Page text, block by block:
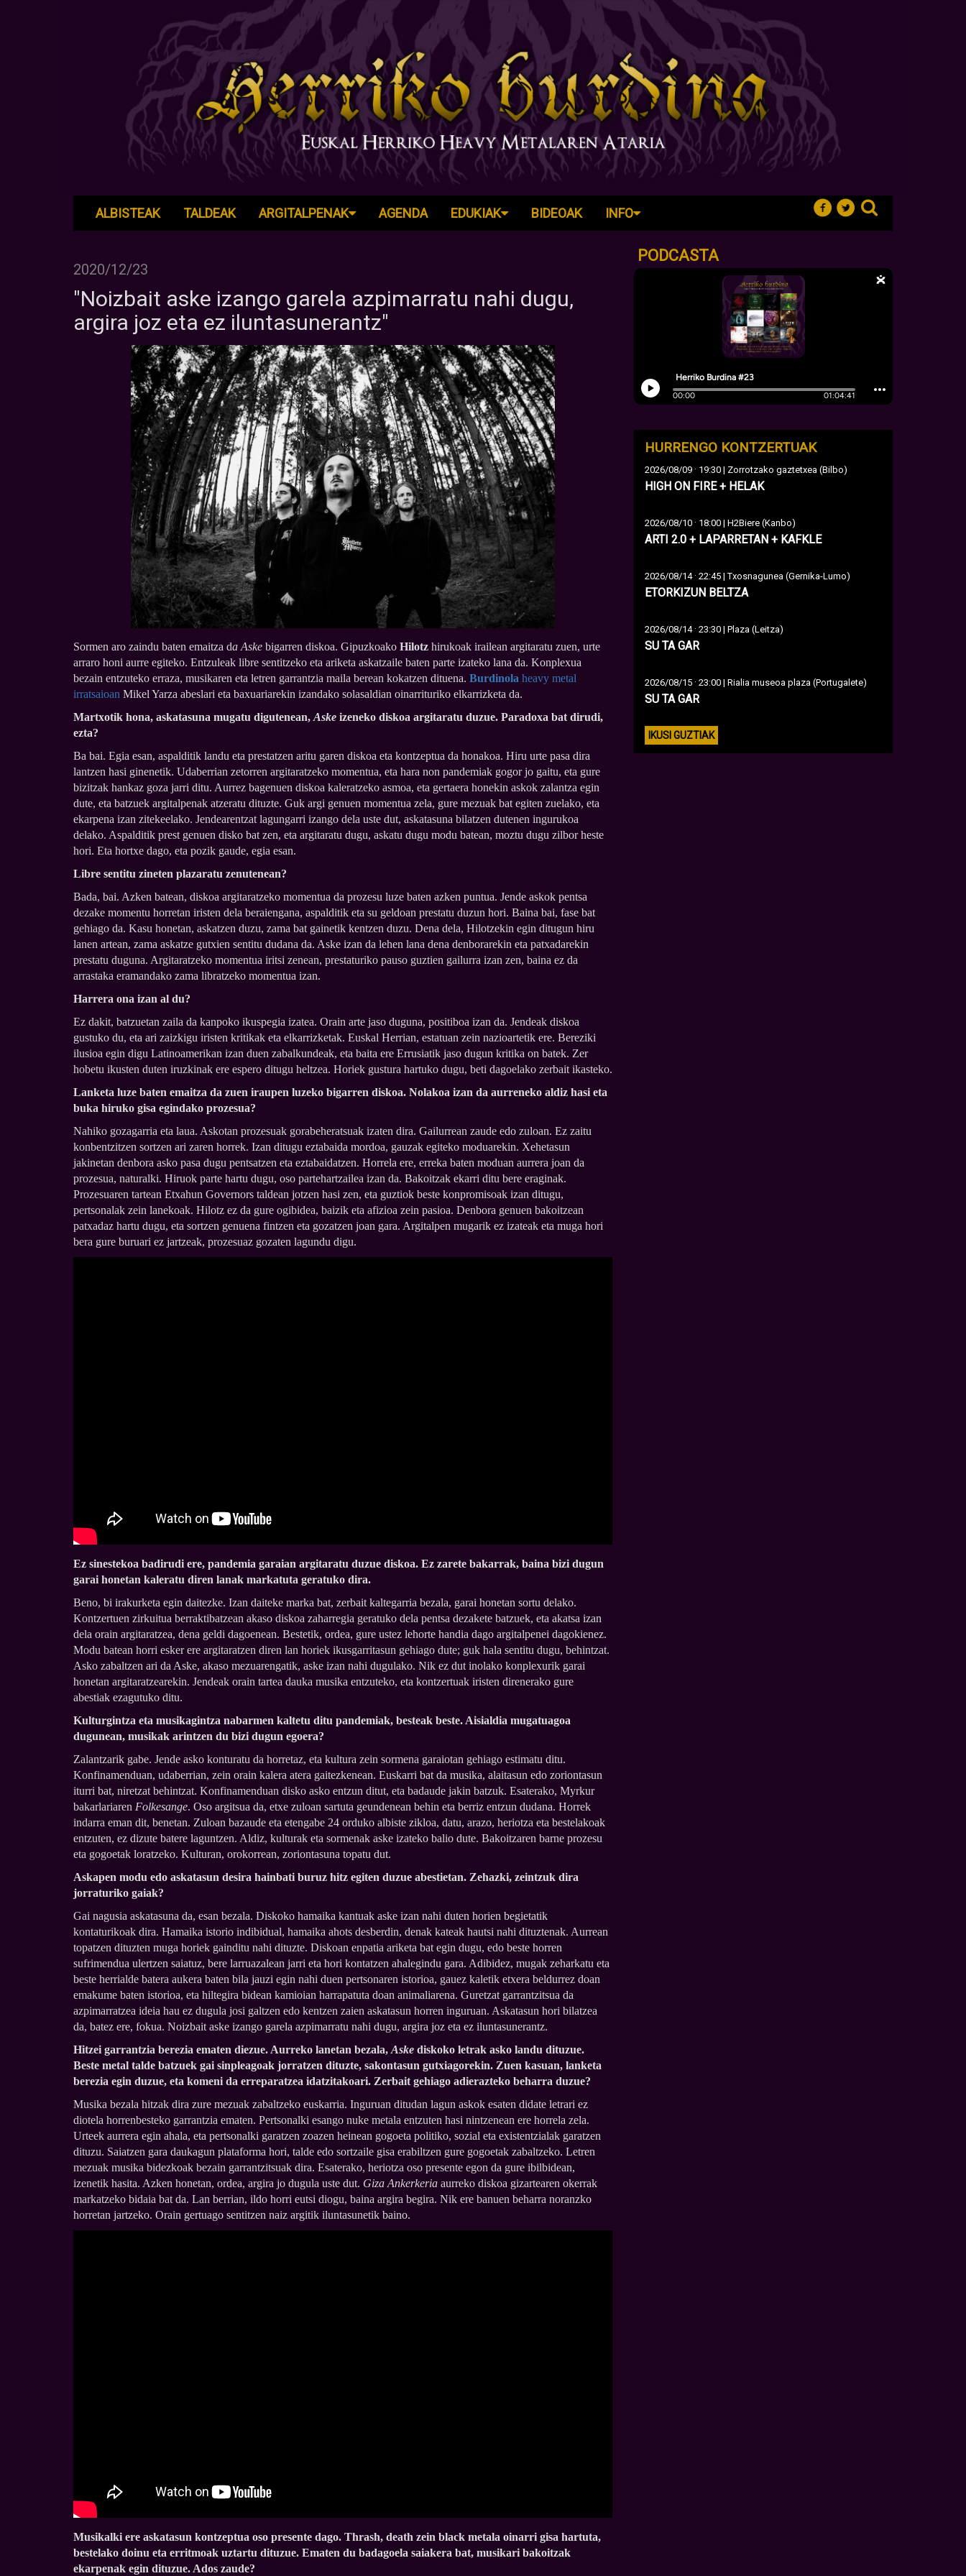
ALBISTEAK TALDEAK ARGITALPENAK AGENDA EDUKIAK BIDEOAK INFO
2020/12/23
"Noizbait aske izango garela azpimarratu nahi dugu,
argira joz eta ez iluntasunerantz"
Sormen aro zaindu baten emaitza da Aske bigarren diskoa. Gipuzkoako Hilotz hirukoak irailean argitaratu zuen, urte
arraro honi aurre egiteko. Entzuleak libre sentitzeko eta ariketa askatzaile baten parte izateko lana da. Konplexua
bezain entzuteko erraza, musikaren eta letren garrantzia maila berean kokatzen dituena. Burdinola heavy metal
irratsaioan Mikel Yarza abeslari eta baxuariarekin izandako solasaldian oinarrituriko elkarrizketa da.
Martxotik hona, askatasuna mugatu digutenean, Aske izeneko diskoa argitaratu duzue. Paradoxa bat dirudi,
ezta?
Ba bai. Egia esan, aspalditik landu eta prestatzen aritu garen diskoa eta kontzeptua da honakoa. Hiru urte pasa dira
lantzen hasi ginenetik. Udaberrian zetorren argitaratzeko momentua, eta hara non pandemiak gogor jo gaitu, eta gure
bizitzak hankaz goza jarri ditu. Aurrez bagenuen diskoa kaleratzeko asmoa, eta gertaera honekin askok zalantza egin
dute, eta batzuek argitalpenak atzeratu dituzte. Guk argi genuen momentua zela, gure mezuak bat egiten zuelako, eta
ekarpena izan zitekeelako. Jendearentzat lagungarri izango dela uste dut, askatasuna bilatzen dutenen ingurukoa
delako. Aspalditik prest genuen disko bat zen, eta argitaratu dugu, askatu dugu modu batean, moztu dugu zilbor heste
hori. Eta hortxe dago, eta pozik gaude, egia esan.
Libre sentitu zineten plazaratu zenutenean?
Bada, bai. Azken batean, diskoa argitaratzeko momentua da prozesu luze baten azken puntua. Jende askok pentsa
dezake momentu horretan iristen dela beraiengana, aspalditik eta su geldoan prestatu duzun hori. Baina bai, fase bat
gehiago da. Kasu honetan, askatzen duzu, zama bat gainetik kentzen duzu. Dena dela, Hilotzekin egin ditugun hiru
lanen artean, zama askatze gutxien sentitu dudana da. Aske izan da lehen lana dena denborarekin eta patxadarekin
prestatu duguna. Argitaratzeko momentua iritsi zenean, prestaturiko pauso guztien gailurra izan zen, baina ez da
arrastaka eramandako zama libratzeko momentua izan.
Harrera ona izan al du?
Ez dakit, batzuetan zaila da kanpoko ikuspegia izatea. Orain arte jaso duguna, positiboa izan da. Jendeak diskoa
gustuko du, eta ari zaizkigu iristen kritikak eta elkarrizketak. Euskal Herrian, estatuan zein nazioartetik ere. Bereziki
ilusioa egin digu Latinoamerikan izan duen zabalkundeak, eta baita ere Errusiatik jaso dugun kritika on batek. Zer
hobetu ikusten duten iruzkinak ere espero ditugu heltzea. Horiek gustura hartuko dugu, beti dagoelako zerbait ikasteko.
Lanketa luze baten emaitza da zuen iraupen luzeko bigarren diskoa. Nolakoa izan da aurreneko aldiz hasi eta
buka hiruko gisa egindako prozesua?
Nahiko gozagarria eta laua. Askotan prozesuak gorabeheratsuak izaten dira. Gailurrean zaude edo zuloan. Ez zaitu
konbentzitzen sortzen ari zaren horrek. Izan ditugu eztabaida mordoa, gauzak egiteko moduarekin. Xehetasun
jakinetan denbora asko pasa dugu pentsatzen eta eztabaidatzen. Horrela ere, erreka baten moduan aurrera joan da
prozesua, naturalki. Hiruok parte hartu dugu, oso partehartzailea izan da. Bakoitzak ekarri ditu bere eraginak.
Prozesuaren tartean Etxahun Governors taldean jotzen hasi zen, eta guztiok beste konpromisoak izan ditugu,
pertsonalak zein lanekoak. Hilotz ez da gure ogibidea, baizik eta afizioa zein pasioa. Denbora genuen bakoitzean
patxadaz hartu dugu, eta sortzen genuena fintzen eta gozatzen joan gara. Argitalpen mugarik ez izateak eta muga hori
bera gure buruari ez jartzeak, prozesuaz gozaten lagundu digu.
Ez sinestekoa badirudi ere, pandemia garaian argitaratu duzue diskoa. Ez zarete bakarrak, baina bizi dugun
garai honetan kaleratu diren lanak markatuta geratuko dira.
Beno, bi irakurketa egin daitezke. Izan daiteke marka bat, zerbait kaltegarria bezala, garai honetan sortu delako.
Kontzertuen zirkuitua berraktibatzean akaso diskoa zaharregia geratuko dela pentsa dezakete batzuek, eta akatsa izan
dela orain argitaratzea, dena geldi dagoenean. Bestetik, ordea, gure ustez lehorte handia dago argitalpenei dagokienez.
Modu batean horri esker ere argitaratzen diren lan horiek ikusgarritasun gehiago dute; guk hala sentitu dugu, behintzat.
Asko zabaltzen ari da Aske, akaso mezuarengatik, aske izan nahi dugulako. Nik ez dut inolako konplexurik garai
honetan argitaratzearekin. Jendeak orain tartea dauka musika entzuteko, eta kontzertuak iristen direnerako gure
abestiak ezagutuko ditu.
Kulturgintza eta musikagintza nabarmen kaltetu ditu pandemiak, besteak beste. Aisialdia mugatuagoa
dugunean, musikak arintzen du bizi dugun egoera?
Zalantzarik gabe. Jende asko konturatu da horretaz, eta kultura zein sormena garaiotan gehiago estimatu ditu.
Konfinamenduan, udaberrian, zein orain kalera atera gaitezkenean. Euskarri bat da musika, alaitasun edo zoriontasun
iturri bat, niretzat behintzat. Konfinamenduan disko asko entzun ditut, eta badaude jakin batzuk. Esaterako, Myrkur
bakarlariaren Folkesange. Oso argitsua da, etxe zuloan sartuta geundenean behin eta berriz entzun dudana. Horrek
indarra eman dit, benetan. Zuloan bazaude eta etengabe 24 orduko albiste zikloa, datu, arazo, heriotza eta bestelakoak
entzuten, ez dizute batere laguntzen. Aldiz, kulturak eta sormenak aske izateko balio dute. Bakoitzaren barne prozesu
eta gogoetak loratzeko. Kulturan, orokorrean, zoriontasuna topatu dut.
Askapen modu edo askatasun desira hainbati buruz hitz egiten duzue abestietan. Zehazki, zeintzuk dira
jorraturiko gaiak?
Gai nagusia askatasuna da, esan bezala. Diskoko hamaika kantuak aske izan nahi duten horien begietatik
kontaturikoak dira. Hamaika istorio indibidual, hamaika ahots desberdin, denak kateak hautsi nahi dituztenak. Aurrean
topatzen dituzten muga horiek gainditu nahi dituzte. Diskoan enpatia ariketa bat egin dugu, edo beste horren
sufrimendua ulertzen saiatuz, bere larruazalean jarri eta hori kontatzen ahalegindu gara. Adibidez, mugak zeharkatu eta
beste herrialde batera aukera baten bila jauzi egin nahi duen pertsonaren istorioa, gauez kaletik etxera beldurrez doan
emakume baten istorioa, eta hiltegira bidean kamioian harrapatuta doan animaliarena. Guretzat garrantzitsua da
azpimarratzea ideia hau ez dugula josi galtzen edo kentzen zaien askatasun horren inguruan. Askatasun hori bilatzea
da, batez ere, fokua. Noizbait aske izango garela azpimarratu nahi dugu, argira joz eta ez iluntasunerantz.
Hitzei garrantzia berezia ematen diezue. Aurreko lanetan bezala, Aske diskoko letrak asko landu dituzue.
Beste metal talde batzuek gai sinpleagoak jorratzen dituzte, sakontasun gutxiagorekin. Zuen kasuan, lanketa
berezia egin duzue, eta komeni da erreparatzea idatzitakoari. Zerbait gehiago adierazteko beharra duzue?
Musika bezala hitzak dira zure mezuak zabaltzeko euskarria. Inguruan ditudan lagun askok esaten didate letrari ez
diotela horrenbesteko garrantzia ematen. Pertsonalki esango nuke metala entzuten hasi nintzenean ere horrela zela.
Urteek aurrera egin ahala, eta pertsonalki garatzen zoazen heinean gogoeta politiko, sozial eta existentzialak garatzen
dituzu. Saiatzen gara daukagun plataforma hori, talde edo sortzaile gisa erabiltzen gure gogoetak zabaltzeko. Letren
mezuak musika bidezkoak bezain garrantzitsuak dira. Esaterako, heriotza oso presente egon da gure ibilbidean,
izenetik hasita. Azken honetan, ordea, argira jo dugula uste dut. Giza Ankerkeria aurreko diskoa gizartearen okerrak
markatzeko bidaia bat da. Lan berrian, ildo horri eutsi diogu, baina argira begira. Nik ere banuen beharra noranzko
horretan jartzeko. Orain gertuago sentitzen naiz argitik iluntasunetik baino.
Musikalki ere askatasun kontzeptua oso presente dago. Thrash, death zein black metala oinarri gisa hartuta,
bestelako doinu eta erritmoak uztartu dituzue. Ematen du badagoela saiakera bat, musikari bakoitzak
ekarpenak egin dituzue. Ados zaude?
PODCASTA
HURRENGO KONTZERTUAK
2026/08/09 · 19:30 | Zorrotzako gaztetxea (Bilbo)
HIGH ON FIRE + HELAK
2026/08/10 · 18:00 | H2Biere (Kanbo)
ARTI 2.0 + LAPARRETAN + KAFKLE
2026/08/14· 22:45 | Txosnagunea (Gernika-Lumo)
ETORKIZUN BELTZA
2026/08/14· 23:30 | Plaza (Leitza)
SU TA GAR
2026/08/15 · 23:00 | Rialia museoa plaza (Portugalete)
SU TA GAR
IKUSI GUZTIAK